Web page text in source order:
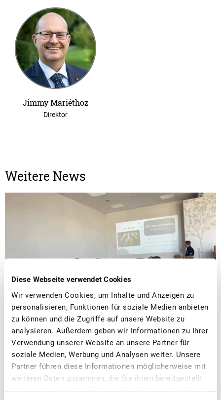
Diese Webseite verwendet Cookies
Wir verwenden Cookies, um Inhalte und Anzeigen zu
personalisieren, Funktionen für soziale Medien anbieten
zu können und die Zugriffe auf unsere Website zu
analysieren. Außerdem geben wir Informationen zu Ihrer
Verwendung unserer Website an unsere Partner für
soziale Medien, Werbung und Analysen weiter. Unsere
Partner führen diese Informationen möglicherweise mit
weiteren Daten zusammen, die Sie ihnen bereitgestellt
Jimmy Mariéthoz
Direktor
Weitere News
08.07.2026 ■ Mostobst, Verarbeitung, Verband
Erfolgreicher Netzwerkanlass Schweizer
Mostereien